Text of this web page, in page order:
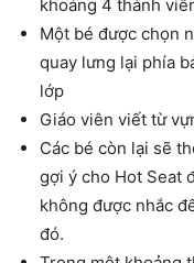
khoảng 4 thành
Một bé được chọn
quay lưng lại phía
lớp
Giáo viên viết từ
Các bé còn lại sẽ
gợi ý cho Hot Seat
không được nhắc
đó.